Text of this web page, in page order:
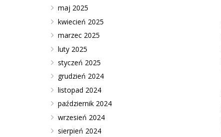
maj 2025
kwiecień 2025
marzec 2025
luty 2025
styczeń 2025
grudzień 2024
listopad 2024
październik 2024
wrzesień 2024
sierpień 2024